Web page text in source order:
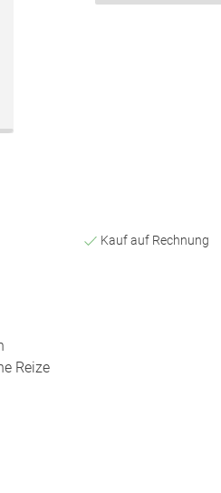
Kauf auf Rechnung
Reize